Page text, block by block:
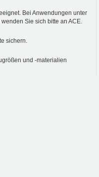
Bei Anwendungen unter
Sie sich bitte an ACE.
sichern.
und -materialien